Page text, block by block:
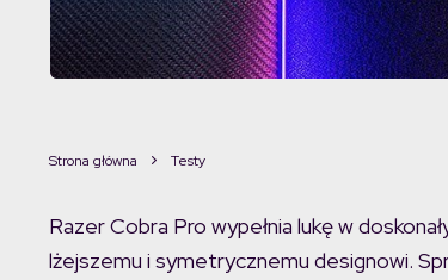
Strona główna Testy
Razer Cobra Pro wypełnia lukę w
lżejszemu i symetrycznemu designowi.